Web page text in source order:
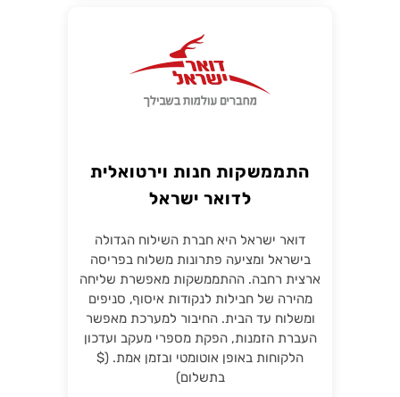
התממשקות חנות וירטואלית
לדואר ישראל
דואר ישראל היא חברת השילוח הגדולה
בישראל ומציעה פתרונות משלוח בפריסה
ארצית רחבה. ההתממשקות מאפשרת שליחה
מהירה של חבילות לנקודות איסוף, סניפים
ומשלוח עד הבית. החיבור למערכת מאפשר
העברת הזמנות, הפקת מספרי מעקב ועדכון
הלקוחות באופן אוטומטי ובזמן אמת. ($
בתשלום)